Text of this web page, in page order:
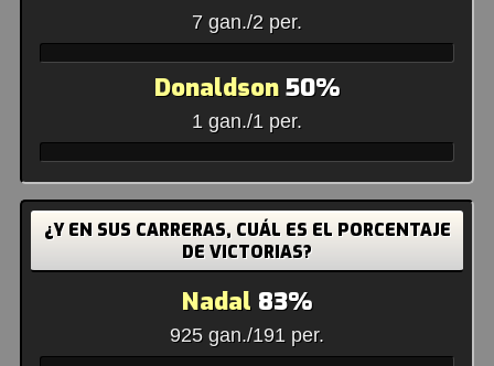
7 gan./2 per.
Donaldson 50%
1 gan./1 per.
¿Y EN SUS CARRERAS, CUÁL ES EL PORCENTAJE
DE VICTORIAS?
Nadal 83%
925 gan./191 per.